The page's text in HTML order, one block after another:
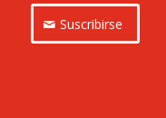
Suscribirse